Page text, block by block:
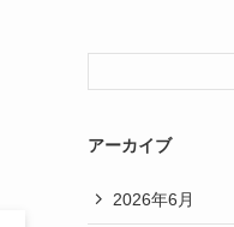
アーカイブ
2026年6月